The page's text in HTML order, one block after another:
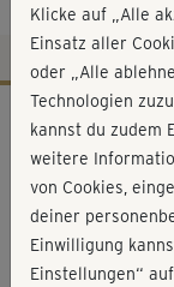
Workout-Facts
mittelschwer
37 Min
241 kcal
Michaela
Klicke auf „Alle
Einsatz aller
oder „Alle
Technologien
kannst du zudem
weitere
von Cookies,
deiner
Einwilligung
Einstellungen“